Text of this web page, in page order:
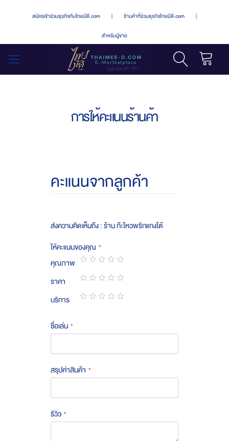
สมัครเข้าร่วมธุรกิจกับไทยมีดี.com | ร้านค้าที่ร่วมธุรกิจไทยมีดี.com |
สำหรับผู้ขาย
การให้คะแนนร้านค้า
คะแนนจากลูกค้า
ส่งความคิดเห็นถึง : ร้าน ก๊ะไหวพริกแกงใต้
ให้คะแนนของคุณ
คุณภาพ
1
star
2
stars
3
stars
4
stars
5
stars
ราคา
1
star
2
stars
3
stars
4
stars
5
stars
บริการ
ชื่อเล่น
สรุปค่าสินค้า
รีวิว